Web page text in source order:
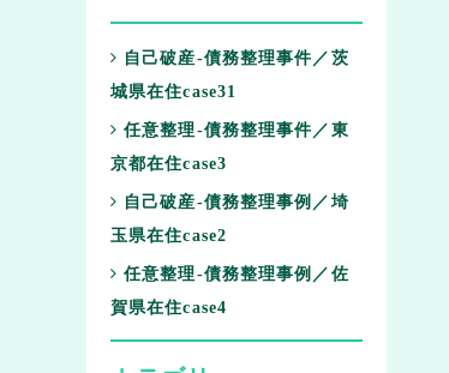
自己破産-債務整理事件／茨
城県在住case31
任意整理-債務整理事件／東
京都在住case3
自己破産-債務整理事例／埼
玉県在住case2
任意整理-債務整理事例／佐
賀県在住case4